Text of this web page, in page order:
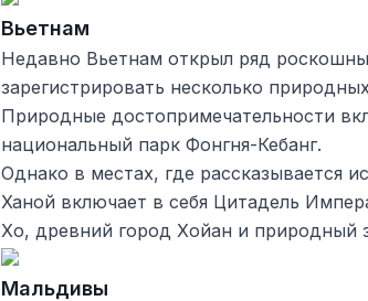
Вьетнам
Недавно Вьетнам открыл ряд
зарегистрировать несколько
Природные достопримечательности
национальный парк Фонгня-Кебанг.
Однако в местах, где рассказывается
Ханой включает в себя Цитадель
Хо, древний город Хойан и природный
Мальдивы